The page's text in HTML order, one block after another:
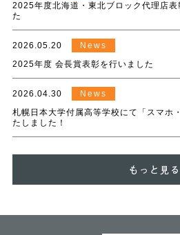
2025年度北海道・東北ブロック代理店
た
2026.05.20
News
2025年度 会長賞表彰を行いました
2026.04.30
News
札幌日本大学付属高等学校にて「スマホ
たしました！
もっと見る